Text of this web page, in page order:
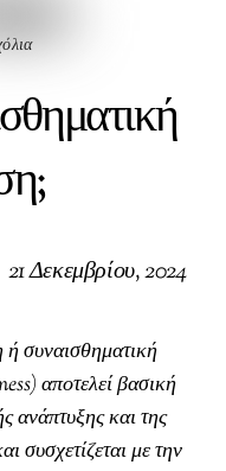
21 Δεκεμβρίου, 2024
συναισθηματική
αποτελεί βασική
ανάπτυξης και της
συσχετίζεται με την